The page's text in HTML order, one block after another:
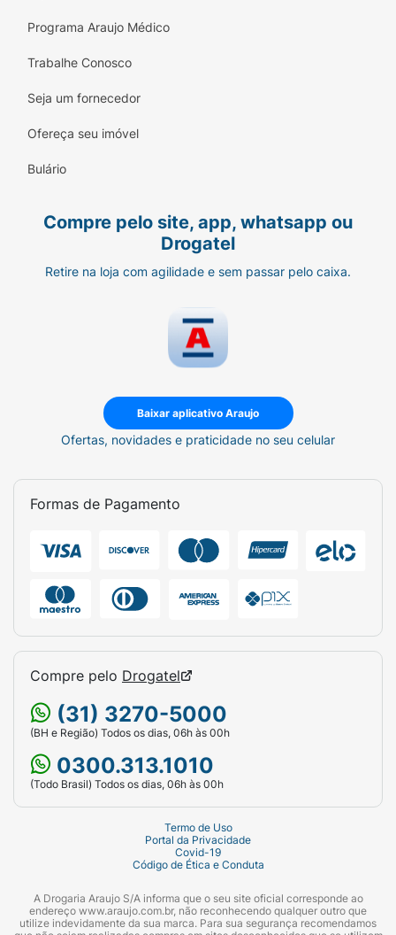
Programa Araujo Médico
Trabalhe Conosco
Seja um fornecedor
Ofereça seu imóvel
Bulário
Compre pelo site, app, whatsapp ou
Drogatel
Retire na loja com agilidade e sem passar pelo caixa.
Baixar aplicativo Araujo
Ofertas, novidades e praticidade no seu celular
Formas de Pagamento
Compre pelo Drogatel
(31) 3270-5000
(BH e Região) Todos os dias, 06h às 00h
0300.313.1010
(Todo Brasil) Todos os dias, 06h às 00h
Termo de Uso
Portal da Privacidade
Covid-19
Código de Ética e Conduta
A Drogaria Araujo S/A informa que o seu site oficial corresponde ao
endereço www.araujo.com.br, não reconhecendo qualquer outro que
utilize indevidamente da sua marca. Para sua segurança recomendamos